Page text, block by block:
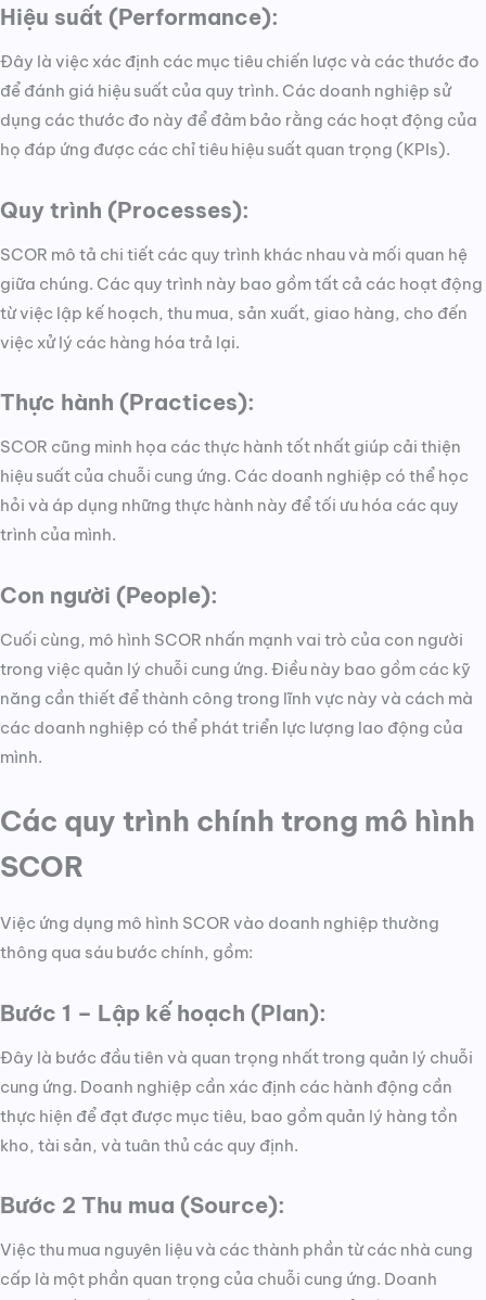
Hiệu suất (Performance):
Đây là việc xác định các mục tiêu chiến lược và các thước đo
để đánh giá hiệu suất của quy trình. Các doanh nghiệp sử
dụng các thước đo này để đảm bảo rằng các hoạt động của
họ đáp ứng được các chỉ tiêu hiệu suất quan trọng (KPIs).
Quy trình (Processes):
SCOR mô tả chi tiết các quy trình khác nhau và mối quan hệ
giữa chúng. Các quy trình này bao gồm tất cả các hoạt động
từ việc lập kế hoạch, thu mua, sản xuất, giao hàng, cho đến
việc xử lý các hàng hóa trả lại.
Thực hành (Practices):
SCOR cũng minh họa các thực hành tốt nhất giúp cải thiện
hiệu suất của chuỗi cung ứng. Các doanh nghiệp có thể học
hỏi và áp dụng những thực hành này để tối ưu hóa các quy
trình của mình.
Con người (People):
Cuối cùng, mô hình SCOR nhấn mạnh vai trò của con người
trong việc quản lý chuỗi cung ứng. Điều này bao gồm các kỹ
năng cần thiết để thành công trong lĩnh vực này và cách mà
các doanh nghiệp có thể phát triển lực lượng lao động của
mình.
Các quy trình chính trong mô hình
SCOR
Việc ứng dụng mô hình SCOR vào doanh nghiệp thường
thông qua sáu bước chính, gồm:
Bước 1 – Lập kế hoạch (Plan):
Đây là bước đầu tiên và quan trọng nhất trong quản lý chuỗi
cung ứng. Doanh nghiệp cần xác định các hành động cần
thực hiện để đạt được mục tiêu, bao gồm quản lý hàng tồn
kho, tài sản, và tuân thủ các quy định.
Bước 2 Thu mua (Source):
Việc thu mua nguyên liệu và các thành phần từ các nhà cung
cấp là một phần quan trọng của chuỗi cung ứng. Doanh